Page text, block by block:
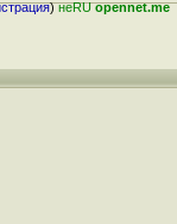
)неRUopennet.me